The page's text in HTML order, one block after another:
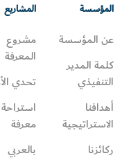
المؤسسة
عن المؤسسة
كلمة المدير
التنفيذي
أهدافنا
الاستراتيجية
ركائزنا
المشاريع
مشروع
المعرفة
تحدي
استراحة
معرفة
بالعربي